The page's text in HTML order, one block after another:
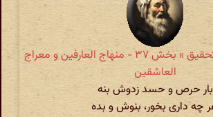
سنایی » طریق التحقیق » بخش ۳۷ - منهاج العارفین و معراج
العاشقین
بار حرص و حسد زدوش بنه
چه داری بخور، بنوش‌ و بده